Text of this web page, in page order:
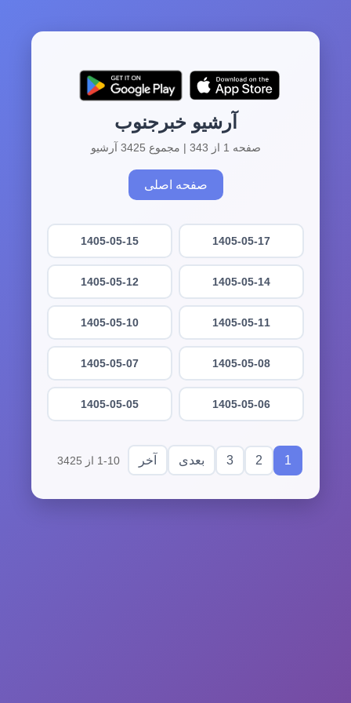
آرشیو خبرجنوب
صفحه 1 از 343 | مجموع 3425 آرشیو
صفحه اصلی
1405-05-17
1405-05-15
1405-05-14
1405-05-12
1405-05-11
1405-05-10
1405-05-08
1405-05-07
1405-05-06
1405-05-05
1
2
3 بعدی آخر 1-10 از 3425